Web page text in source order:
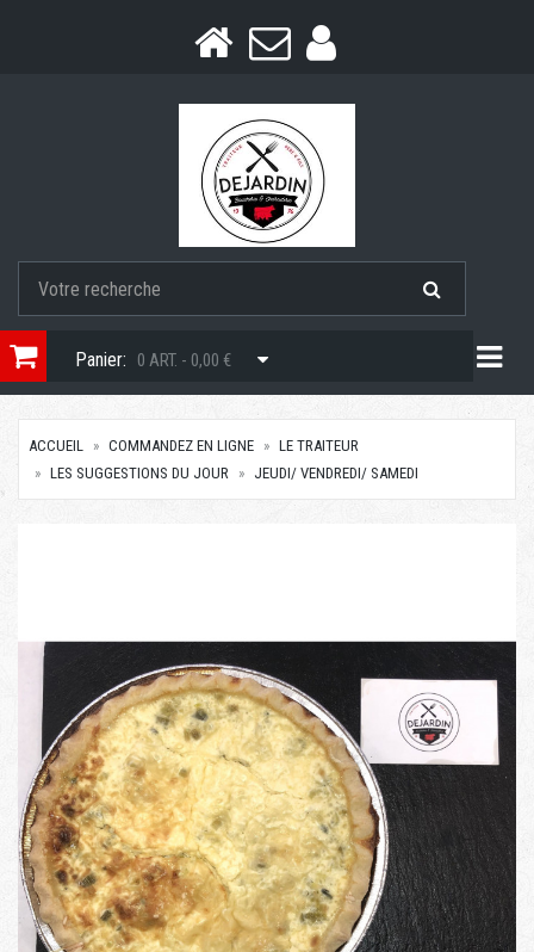
Panier: 0 ART. - 0,00 €
ACCUEIL COMMANDEZ EN LIGNE
LE TRAITEUR
LES SUGGESTIONS DU JOUR
JEUDI/ VENDREDI/ SAMEDI